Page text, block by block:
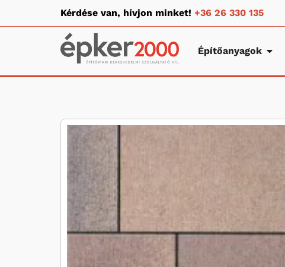
Kérdése van, hívjon minket! +36 26 330 135
Építőanyagok